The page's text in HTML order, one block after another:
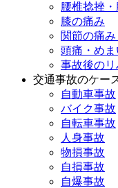
腰椎捻挫
膝の痛み
関節の痛み
頭痛・め
事故後のリ
交通事故のケー
自動車事故
バイク事故
自転車事故
人身事故
物損事故
自損事故
自爆事故